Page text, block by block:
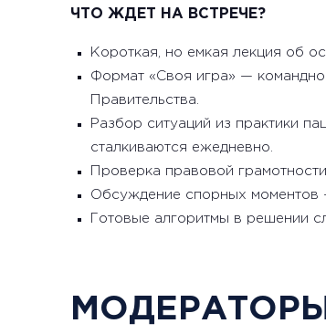
ЧТО ЖДЕТ НА ВСТРЕЧЕ?
Короткая, но емкая лекция об
Формат «Своя игра» —
Правительства.
Разбор ситуаций из практики
сталкиваются ежедневно.
Проверка правовой
Обсуждение спорных моментов
Готовые алгоритмы в решении
МОДЕРАТОРЫ